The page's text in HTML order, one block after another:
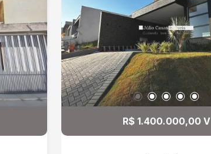
R$ 1.400.000,00 V